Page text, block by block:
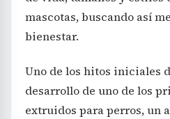
mascotas, buscando así
bienestar.
Uno de los hitos iniciales
desarrollo de uno de los
extruidos para perros, un